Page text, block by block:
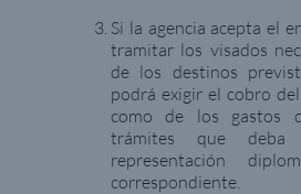
Si la agencia acepta el
tramitar los visados
de los destinos
podrá exigir el cobro
como de los gastos
trámites que
representación
correspondiente.